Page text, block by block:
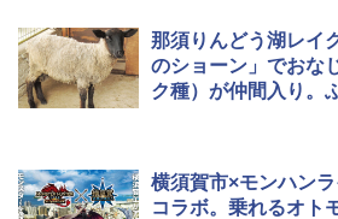
ATCW-150B エクル
￥-
付き ヒグマ・イノ
関の購入実績 登山
防災用品 長期保存
送
那須りんどう湖レイ
のショーン」でおな
ク種）が仲間入り。
横須賀市×モンハン
コラボ。乗れるオト